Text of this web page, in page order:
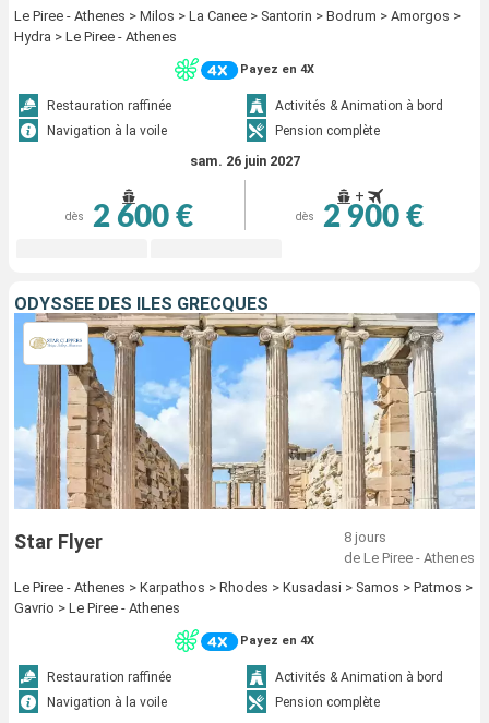
Le Piree - Athenes > Milos > La Canee > Santorin > Bodrum > Amorgos >
Hydra > Le Piree - Athenes
Payez en 4X
Restauration raffinée
Activités & Animation à bord
Navigation à la voile
Pension complète
sam. 26 juin 2027
dès 2 600 €
+
dès 2 900 €
ODYSSÉE DES ÎLES GRECQUES
Star Flyer
8 jours
de Le Piree - Athenes
Le Piree - Athenes > Karpathos > Rhodes > Kusadasi > Samos > Patmos >
Gavrio > Le Piree - Athenes
Payez en 4X
Restauration raffinée
Activités & Animation à bord
Navigation à la voile
Pension complète